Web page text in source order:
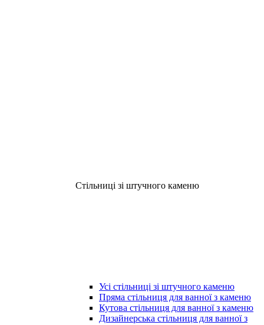
Стільниці зі штучного каменю
Усі стільниці зі штучного каменю
Пряма стільниця для ванної з каменю
Кутова стільниця для ванної з каменю
Дизайнерська стільниця для ванної з